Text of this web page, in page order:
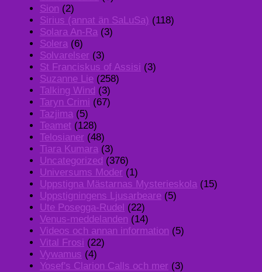
Sion (2)
Sirius (annat än SaLuSa) (118)
Solara An-Ra (3)
Solera (6)
Solvarelser (3)
St Franciskus of Assisi (3)
Suzanne Lie (258)
Talking Wind (3)
Taryn Crimi (67)
Tazjima (5)
Teamet (128)
Telosianer (48)
Tiara Kumara (3)
Uncategorized (376)
Universums Moder (1)
Uppstigna Mästarnas Mysterieskola (15)
Uppstigningens Ljusarbeare (5)
Ute Posegga-Rudel (22)
Venus-meddelanden (14)
Videos och annan information (5)
Vital Frosi (22)
Vywamus (4)
Yosef's Clarion Calls och mer (3)